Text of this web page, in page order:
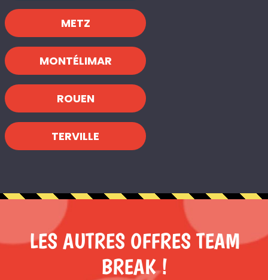
METZ
MONTÉLIMAR
ROUEN
TERVILLE
LES AUTRES OFFRES TEAM
BREAK !